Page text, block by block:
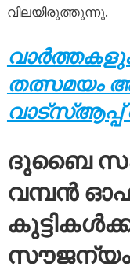
വിലയിരുത്തുന്നു.
തത്സമയം
വാട്സ്ആപ്പ്
ദുബൈ
വമ്പൻ
സൗജന്യം,